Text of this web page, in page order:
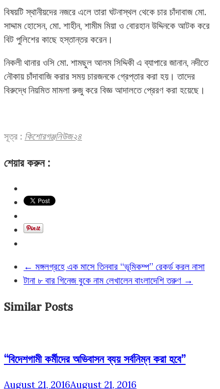
বিষয়টি স্থানীয়দের নজরে এলে তারা ঘটনাস্থল থেকে চার চাঁদাবাজ মো.
সাদ্দাম হোসেন, মো. শাহীন, শামীম মিয়া ও বোরহান উদ্দিনকে আটক করে
বিট পুলিশের কাছে হস্তান্তর করেন।
নিকলী থানার ওসি মো. শামছুল আলম সিদ্দিকী এ ব্যাপারে জানান, নদীতে
নৌকায় চাঁদাবাজি করার সময় চারজনকে গ্রেপ্তার করা হয়। তাদের
বিরুদ্ধে নিয়মিত মামলা রুজু করে বিজ্ঞ আদালতে প্রেরণ করা হয়েছে।
সূত্র : কিশোরগঞ্জনিউজ২৪
শেয়ার করুন :
← মঙ্গলগ্রহে এক মাসে তিনবার “ভূমিকম্প” রেকর্ড করল নাসা
টানা ৮ বার গিনেজ বুকে নাম লেখালেন বাংলাদেশি তরুণ →
Similar Posts
“বিদেশগামী কর্মীদের অভিবাসন ব্যয় সর্বনিম্ন করা হবে”
August 21, 2016August 21, 2016